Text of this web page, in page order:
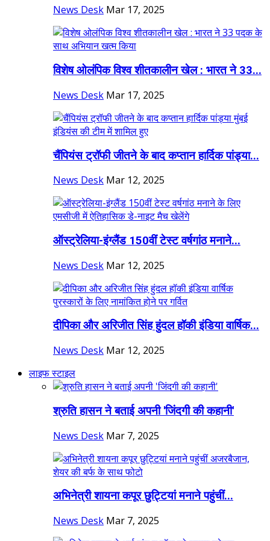
News Desk Mar 17, 2025
विशेष ओलंपिक विश्व शीतकालीन खेल : भारत ने 33...
News Desk Mar 17, 2025
चैंपियंस ट्रॉफी जीतने के बाद कप्तान हार्दिक पांड्या...
News Desk Mar 12, 2025
ऑस्ट्रेलिया-इंग्लैंड 150वीं टेस्ट वर्षगांठ मनाने...
News Desk Mar 12, 2025
दीपिका और अरिजीत सिंह हुंदल हॉकी इंडिया वार्षिक...
News Desk Mar 12, 2025
लाइफ स्टाइल
श्रुति हासन ने बताई अपनी 'जिंदगी की कहानी'
News Desk Mar 7, 2025
अभिनेत्री शायना कपूर छुट्टियां मनाने पहुंचीं...
News Desk Mar 7, 2025